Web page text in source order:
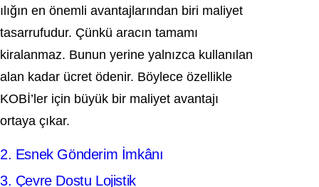
ılığın en önemli avantajlarından biri maliyet
tasarrufudur. Çünkü aracın tamamı
kiralanmaz. Bunun yerine yalnızca kullanılan
alan kadar ücret ödenir. Böylece özellikle
KOBİ’ler için büyük bir maliyet avantajı
ortaya çıkar.
2. Esnek Gönderim İmkânı
3. Çevre Dostu Lojistik